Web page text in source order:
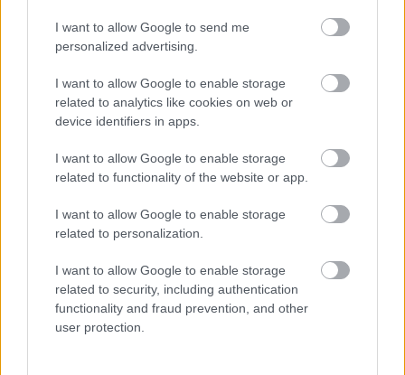
I want to allow Google to send me
personalized advertising.
I want to allow Google to enable storage
related to analytics like cookies on web or
device identifiers in apps.
I want to allow Google to enable storage
related to functionality of the website or app.
I want to allow Google to enable storage
related to personalization.
I want to allow Google to enable storage
related to security, including authentication
functionality and fraud prevention, and other
user protection.
Hírlevél feliratkozás
Adja meg keresztnevét:
Megismertem és elfogadom aGDPR-szabályzatot
Nem szeretne lemaradni semmiről? Csak egy kattintás, és hírlevelünk a
postaládájába érkezik!
A SZOL24 legfrissebb 24 cikke